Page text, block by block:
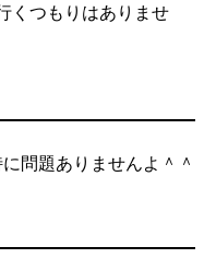
くつもりはありませ
問題ありませんよ＾＾